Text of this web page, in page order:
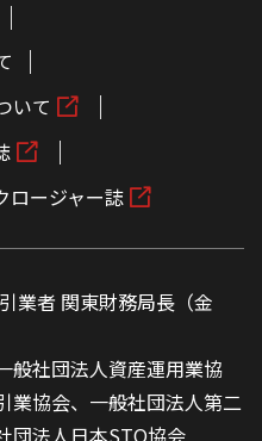
いて
ロージャー誌
業者 関東財務局長（金
般社団法人資産運用業協
業協会、一般社団法人第二